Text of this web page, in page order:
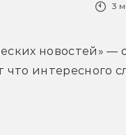
3
новостей» —
интересного